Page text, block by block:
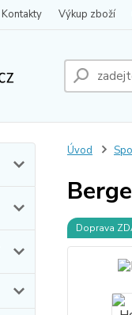
Kontakty Výkup zboží
Úvod
Doprava